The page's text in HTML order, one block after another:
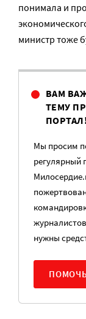
понимала и
министр тоже
ВАМ
ТЕМУ
Мы просим
регулярный
нужны